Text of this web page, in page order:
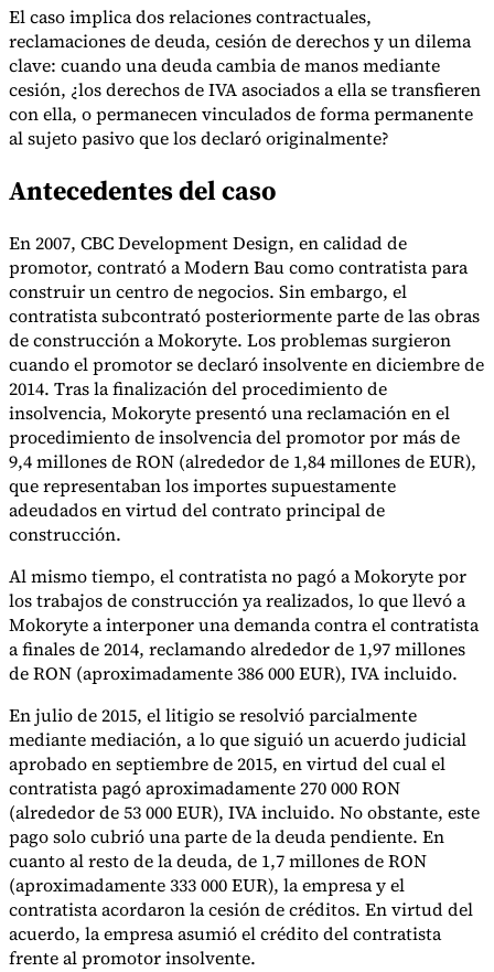
Herramientas
Calculadora de VAT Calculadora de GST Calculadora del impuesto
sobre las ventasVerificador de número de VATRastreador de
mandatos de facturación electrónica
Expertos
Nuestros autoresConviértase en colaboradorElija un experto
El caso implica dos relaciones contractuales,
reclamaciones de deuda, cesión de derechos y un dilema
clave: cuando una deuda cambia de manos mediante
cesión, ¿los derechos de IVA asociados a ella se transfieren
con ella, o permanecen vinculados de forma permanente
al sujeto pasivo que los declaró originalmente?
Antecedentes del caso
En 2007, CBC Development Design, en calidad de
promotor, contrató a Modern Bau como contratista para
construir un centro de negocios. Sin embargo, el
contratista subcontrató posteriormente parte de las obras
de construcción a Mokoryte. Los problemas surgieron
cuando el promotor se declaró insolvente en diciembre de
2014. Tras la finalización del procedimiento de
insolvencia, Mokoryte presentó una reclamación en el
procedimiento de insolvencia del promotor por más de
9,4 millones de RON (alrededor de 1,84 millones de EUR),
que representaban los importes supuestamente
adeudados en virtud del contrato principal de
construcción.
Al mismo tiempo, el contratista no pagó a Mokoryte por
los trabajos de construcción ya realizados, lo que llevó a
Mokoryte a interponer una demanda contra el contratista
a finales de 2014, reclamando alrededor de 1,97 millones
de RON (aproximadamente 386 000 EUR), IVA incluido.
En julio de 2015, el litigio se resolvió parcialmente
mediante mediación, a lo que siguió un acuerdo judicial
aprobado en septiembre de 2015, en virtud del cual el
contratista pagó aproximadamente 270 000 RON
(alrededor de 53 000 EUR), IVA incluido. No obstante, este
pago solo cubrió una parte de la deuda pendiente. En
cuanto al resto de la deuda, de 1,7 millones de RON
(aproximadamente 333 000 EUR), la empresa y el
contratista acordaron la cesión de créditos. En virtud del
acuerdo, la empresa asumió el crédito del contratista
frente al promotor insolvente.